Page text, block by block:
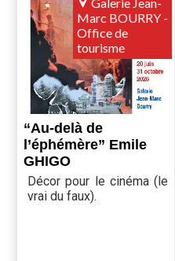
Marc BOURRY -
Office de
tourisme
“Au-delà de
l’éphémère” Emile
GHIGO
Décor pour le cinéma (le
vrai du faux).